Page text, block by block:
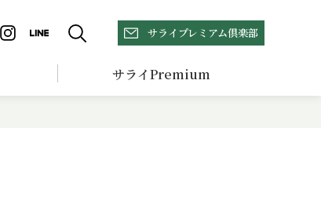
サライプレミアム倶楽部
サライPremium